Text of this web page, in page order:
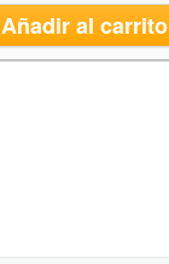
Añadir al carrito